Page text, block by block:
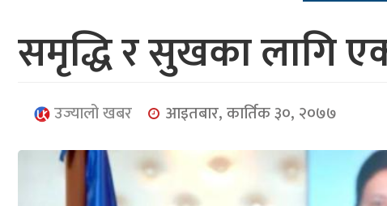
समृद्धि र सुखका लागि
उज्यालो खबर आइतबार, कार्तिक ३०, २०७७